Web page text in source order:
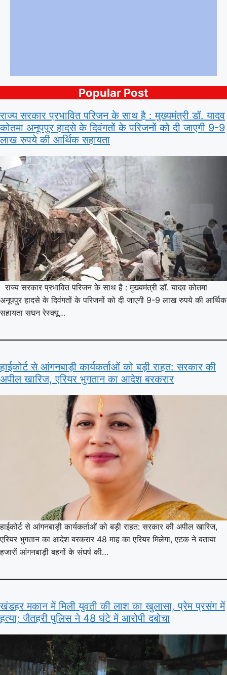
Popular Post
राज्य सरकार प्रभावित परिजन के साथ है : मुख्यमंत्री डॉ. यादव
कोतमा अनूपपुर हादसे के दिवंगतों के परिजनों को दी जाएगी 9-9
लाख रुपये की आर्थिक सहायता
राज्य सरकार प्रभावित परिजन के साथ है : मुख्यमंत्री डॉ. यादव कोतमा
अनूपपुर हादसे के दिवंगतों के परिजनों को दी जाएगी 9-9 लाख रुपये की आर्थिक
सहायता सघन रेस्क्यू…
हाईकोर्ट से आंगनबाड़ी कार्यकर्ताओं को बड़ी राहत: सरकार की
अपील खारिज, एरियर भुगतान का आदेश बरकरार
हाईकोर्ट से आंगनबाड़ी कार्यकर्ताओं को बड़ी राहत: सरकार की अपील खारिज,
एरियर भुगतान का आदेश बरकरार 48 माह का एरियर मिलेगा, एटक ने बताया
हजारों आंगनबाड़ी बहनों के संघर्ष की…
खंडहर मकान में मिली युवती की लाश का खुलासा, प्रेम प्रसंग में
हत्या; जैतहरी पुलिस ने 48 घंटे में आरोपी दबोचा